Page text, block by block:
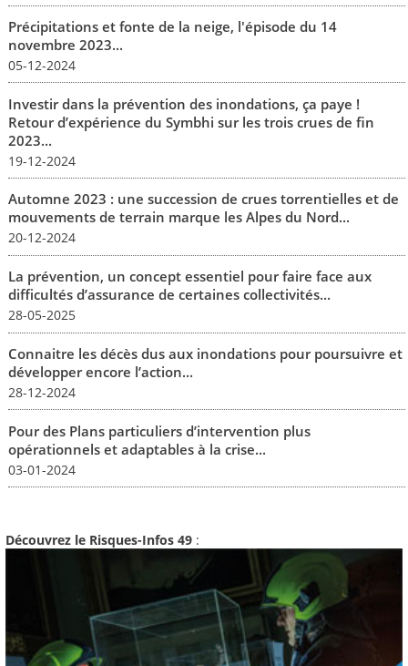
Précipitations et fonte de la neige, l'épisode du 14
novembre 2023...
05-12-2024
Investir dans la prévention des inondations, ça paye !
Retour d’expérience du Symbhi sur les trois crues de fin
2023...
19-12-2024
Automne 2023 : une succession de crues torrentielles et de
mouvements de terrain marque les Alpes du Nord...
20-12-2024
La prévention, un concept essentiel pour faire face aux
difficultés d’assurance de certaines collectivités...
28-05-2025
Connaitre les décès dus aux inondations pour poursuivre et
développer encore l’action...
28-12-2024
Pour des Plans particuliers d’intervention plus
opérationnels et adaptables à la crise...
03-01-2024
Découvrez le Risques-Infos 49 :